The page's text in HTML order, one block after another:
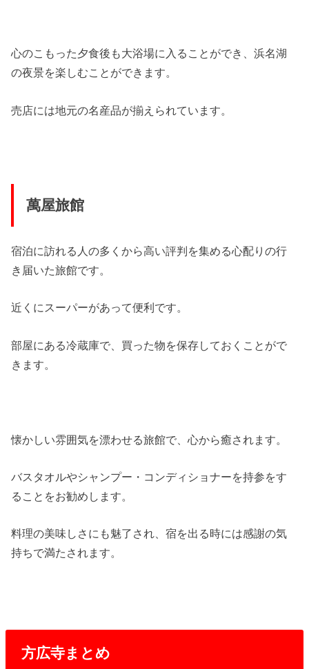
心のこもった夕食後も大浴場に入ることができ、浜名湖
の夜景を楽しむことができます。
売店には地元の名産品が揃えられています。
萬屋旅館
宿泊に訪れる人の多くから高い評判を集める心配りの行
き届いた旅館です。
近くにスーパーがあって便利です。
部屋にある冷蔵庫で、買った物を保存しておくことがで
きます。
懐かしい雰囲気を漂わせる旅館で、心から癒されます。
バスタオルやシャンプー・コンディショナーを持参をす
ることをお勧めします。
料理の美味しさにも魅了され、宿を出る時には感謝の気
持ちで満たされます。
方広寺まとめ